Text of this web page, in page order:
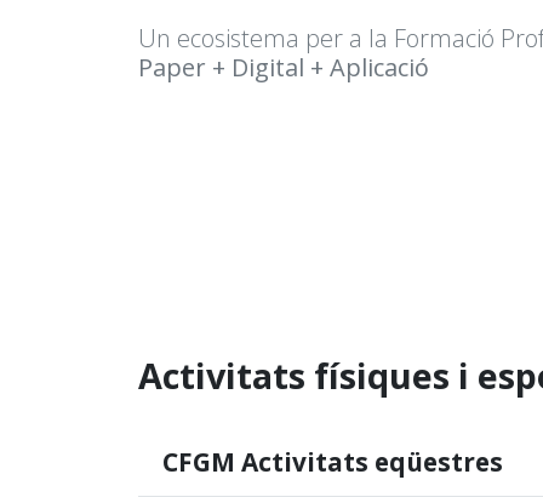
Un ecosistema per a la Formació
Paper + Digital + Aplicació
Activitats físiques i
CFGM Activitats eqüestres